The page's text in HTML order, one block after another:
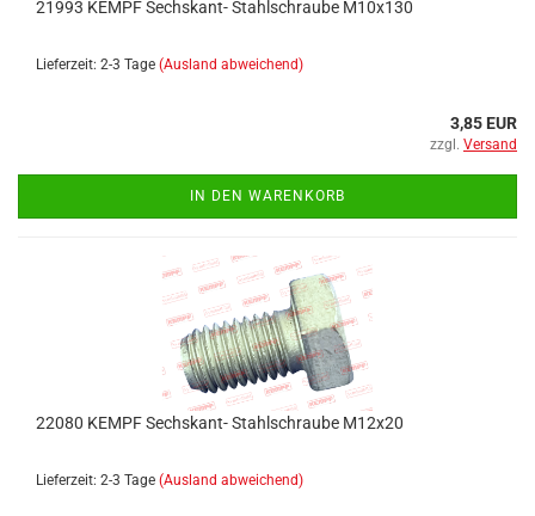
21993 KEMPF Sechskant- Stahlschraube M10x130
Lieferzeit: 2-3 Tage (Ausland abweichend)
3,85 EUR
zzgl. Versand
IN DEN WARENKORB
22080 KEMPF Sechskant- Stahlschraube M12x20
Lieferzeit: 2-3 Tage (Ausland abweichend)